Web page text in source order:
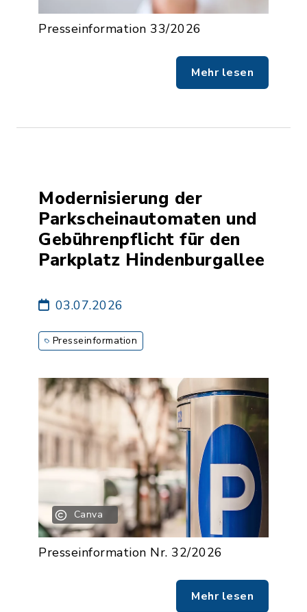
Presseinformation 33/2026
Mehr lesen
Modernisierung der
Parkscheinautomaten und
Gebührenpflicht für den
Parkplatz Hindenburgallee
03.07.2026
Presseinformation
Canva
Presseinformation Nr. 32/2026
Mehr lesen